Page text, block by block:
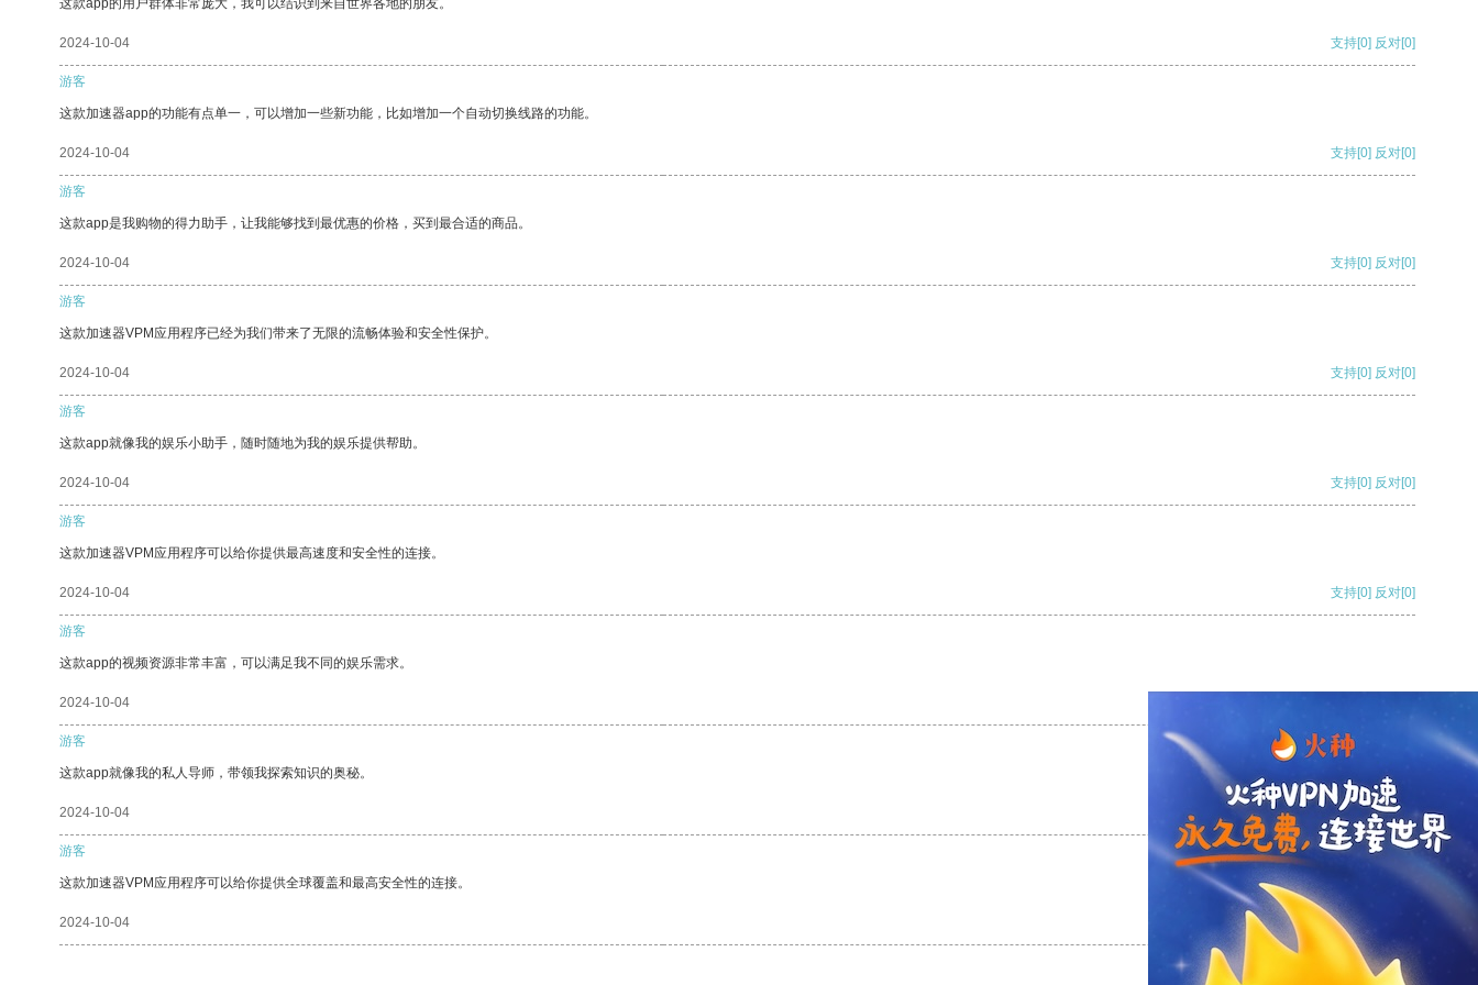
这款app的用户群体非常庞大，我可以结识到来自世界各地的朋友。
2024-10-04 支持[0] 反对[0]
游客
这款加速器app的功能有点单一，可以增加一些新功能，比如增加一个自动切换线路的功能。
2024-10-04 支持[0] 反对[0]
游客
这款app是我购物的得力助手，让我能够找到最优惠的价格，买到最合适的商品。
2024-10-04 支持[0] 反对[0]
游客
这款加速器VPM应用程序已经为我们带来了无限的流畅体验和安全性保护。
2024-10-04 支持[0] 反对[0]
游客
这款app就像我的娱乐小助手，随时随地为我的娱乐提供帮助。
2024-10-04 支持[0] 反对[0]
游客
这款加速器VPM应用程序可以给你提供最高速度和安全性的连接。
2024-10-04 支持[0] 反对[0]
游客
这款app的视频资源非常丰富，可以满足我不同的娱乐需求。
2024-10-04
游客
这款app就像我的私人导师，带领我探索知识的奥秘。
2024-10-04 支持 [0] 反对[0]
游客
这款加速器VPM应用程序可以给你提供全球覆盖和最高安全性的连接。
2024-10-04 支持